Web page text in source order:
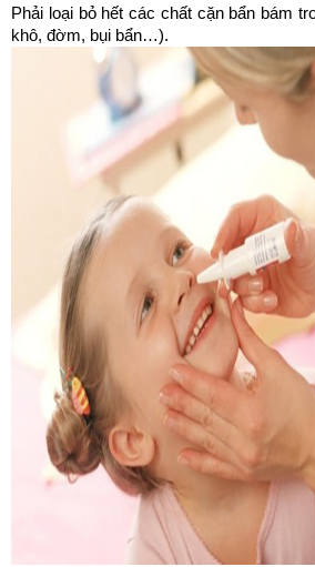
Phải loại bỏ hết các chất cặn bẩn bám
khô, đờm, bụi bẩn…).